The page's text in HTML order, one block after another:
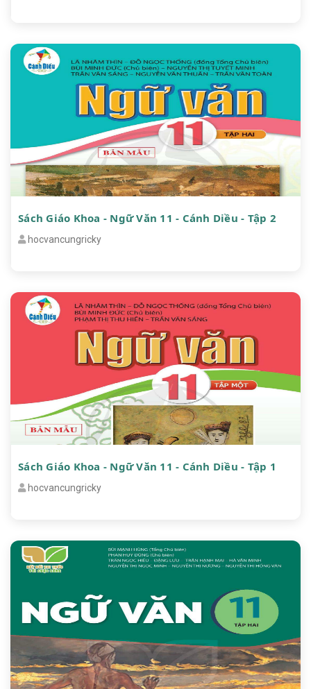
Sách Giáo Khoa - Ngữ Văn 11 - Cánh Diều - Tập 2
hocvancungricky
Sách Giáo Khoa - Ngữ Văn 11 - Cánh Diều - Tập 1
hocvancungricky